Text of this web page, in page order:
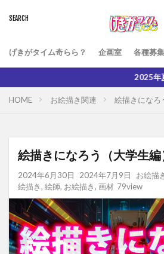
げきがタイム奇らら？ 企画室 各種募集
2025年夏コミ(C106)１日目8/
HOME お絵描き関連 絵描きになろ
絵描きになろう（大学生編
2024年6月30日 2024年7月9日
お絵描
絵描き, 絵師, お絵描き, 画材 79view